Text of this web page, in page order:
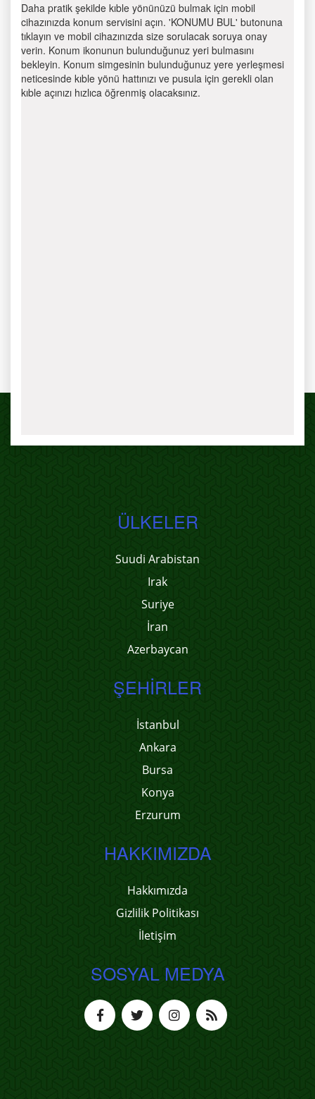
Daha pratik şekilde kıble yönünüzü bulmak için mobil
cihazınızda konum servisini açın. 'KONUMU BUL' butonuna
tıklayın ve mobil cihazınızda size sorulacak soruya onay
verin. Konum ikonunun bulunduğunuz yeri bulmasını
bekleyin. Konum simgesinin bulunduğunuz yere yerleşmesi
neticesinde kıble yönü hattınızı ve pusula için gerekli olan
kıble açınızı hızlıca öğrenmiş olacaksınız.
ÜLKELER
Suudi Arabistan
Irak
Suriye
İran
Azerbaycan
ŞEHIRLER
İstanbul
Ankara
Bursa
Konya
Erzurum
HAKKIMIZDA
Hakkımızda
Gizlilik Politikası
İletişim
SOSYAL MEDYA